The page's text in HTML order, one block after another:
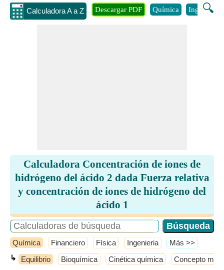
Calculadora A a Z 🔍
Descargar PDF Química Ingenieria
Calculadora Concentración de iones de
hidrógeno del ácido 2 dada Fuerza relativa
y concentración de iones de hidrógeno del
ácido 1
Química Financiero Física Ingenieria ​Más >>
↳ Equilibrio Bioquímica Cinética química Concepto